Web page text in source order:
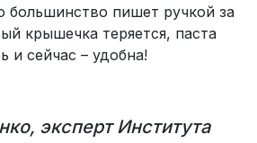
большинство пишет ручкой за
крышечка теряется, паста
и сейчас – удобна!
эксперт Института